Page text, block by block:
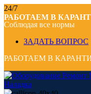
24/7
РАБОТАЕМ В
Соблюдая все нормы
ЗАДАТЬ ВОПРОС
РАБОТАЕМ В